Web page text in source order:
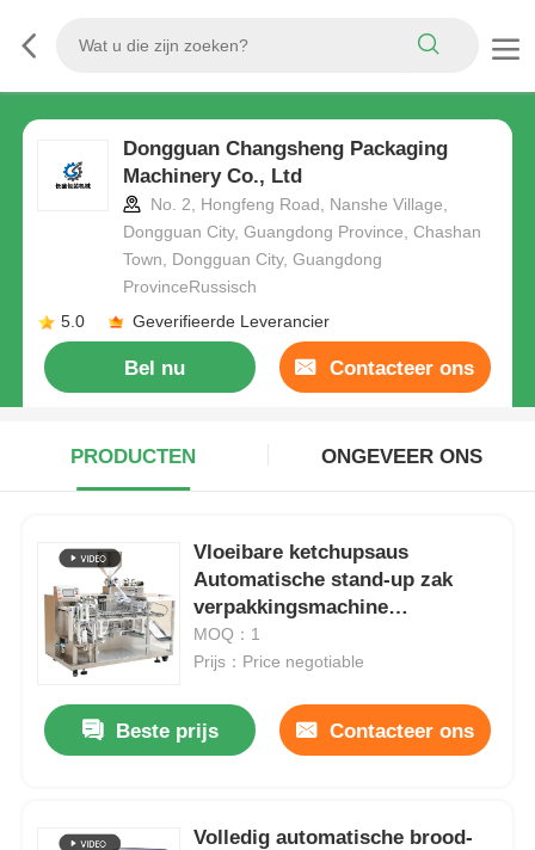
Dongguan Changsheng Packaging
Machinery Co., Ltd
No. 2, Hongfeng Road, Nanshe Village,
Dongguan City, Guangdong Province, Chashan
Town, Dongguan City, Guangdong
ProvinceRussisch
5.0
Geverifieerde Leverancier
Bel nu Contacteer ons
PRODUCTEN ONGEVEER ONS
Vloeibare ketchupsaus
Automatische stand-up zak
verpakkingsmachine
horizontaal
MOQ：1
Prijs：Price negotiable
Beste prijs Contacteer ons
Volledig automatische brood-